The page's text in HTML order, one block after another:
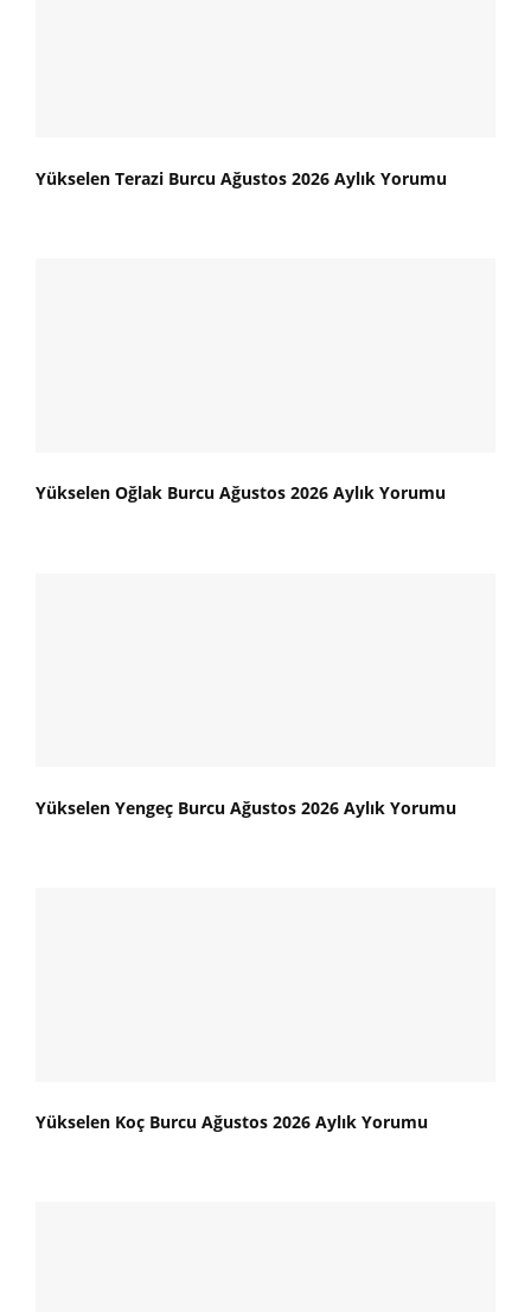
Yükselen Terazi Burcu Ağustos 2026 Aylık Yorumu
Yükselen Oğlak Burcu Ağustos 2026 Aylık Yorumu
Yükselen Yengeç Burcu Ağustos 2026 Aylık Yorumu
Yükselen Koç Burcu Ağustos 2026 Aylık Yorumu